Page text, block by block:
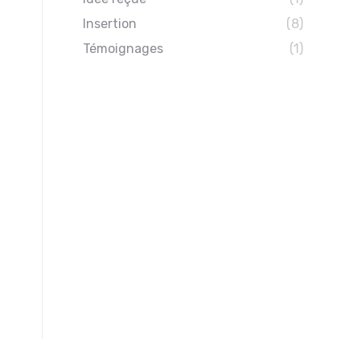
Insertion
(8)
Témoignages
(1)